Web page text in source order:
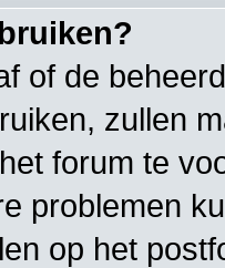
of de
zullen
forum te
problemen
op het